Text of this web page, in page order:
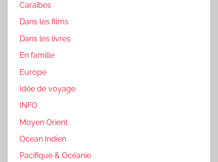
Caraïbes
Dans les films
Dans les livres
En famille
Europe
Idée de voyage
INFO
Moyen Orient
Ocean Indien
Pacifique & Océanie